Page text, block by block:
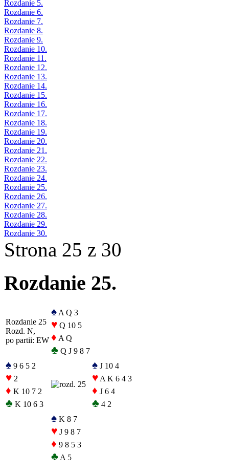
Rozdanie 5.
Rozdanie 6.
Rozdanie 7.
Rozdanie 8.
Rozdanie 9.
Rozdanie 10.
Rozdanie 11.
Rozdanie 12.
Rozdanie 13.
Rozdanie 14.
Rozdanie 15.
Rozdanie 16.
Rozdanie 17.
Rozdanie 18.
Rozdanie 19.
Rozdanie 20.
Rozdanie 21.
Rozdanie 22.
Rozdanie 23.
Rozdanie 24.
Rozdanie 25.
Rozdanie 26.
Rozdanie 27.
Rozdanie 28.
Rozdanie 29.
Rozdanie 30.
Strona 25 z 30
Rozdanie 25.
Rozdanie 25
Rozd. N,
po partii: EW
♠ A Q 3
♥ Q 10 5
♦ A Q
♣ Q J 9 8 7
♠ 9 6 5 2
♥ 2
♦ K 10 7 2
♣ K 10 6 3
♠ J 10 4
♥ A K 6 4 3
♦ J 6 4
♣ 4 2
♠ K 8 7
♥ J 9 8 7
♦ 9 8 5 3
♣ A 5